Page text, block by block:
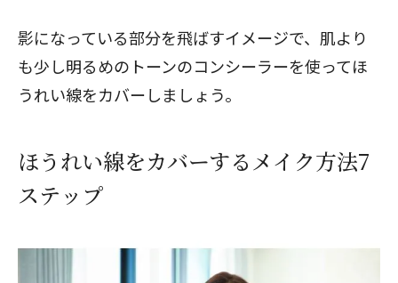
影になっている部分を飛ばすイメージで、肌より
も少し明るめのトーンのコンシーラーを使ってほ
うれい線をカバーしましょう。
ほうれい線をカバーするメイク方法7
ステップ